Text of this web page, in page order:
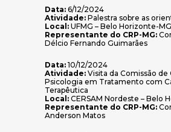
Data: 6/12/2024
Atividade: Palestra sobre as
Local: UFMG – Belo Horizonte-MG
Representante do CRP-MG:
Délcio Fernando Guimarães
Data: 10/12/2024
Atividade: Visita da Comissão
Psicologia em Tratamento com
Terapêutica
Local: CERSAM Nordeste – Belo
Representante do CRP-MG:
Anderson Matos